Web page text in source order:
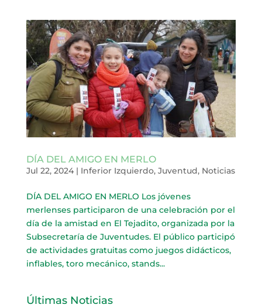
DÍA DEL AMIGO EN MERLO
Jul 22, 2024| Inferior Izquierdo, Juventud, Noticias
DÍA DEL AMIGO EN MERLO Los jóvenes
merlenses participaron de una celebración por el
día de la amistad en El Tejadito, organizada por la
Subsecretaría de Juventudes. El público participó
de actividades gratuitas como juegos didácticos,
inflables, toro mecánico, stands...
Últimas Noticias